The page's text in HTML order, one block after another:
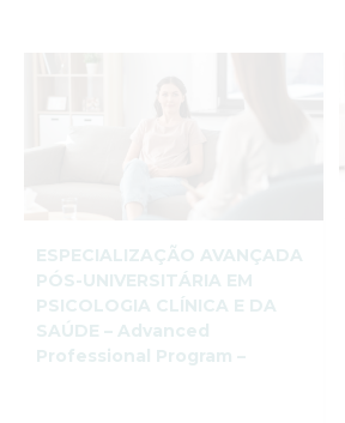
ESPECIALIZAÇÃO AVANÇADA
PÓS-UNIVERSITÁRIA EM
PSICOLOGIA CLÍNICA E DA
SAÚDE – Advanced
Professional Program –